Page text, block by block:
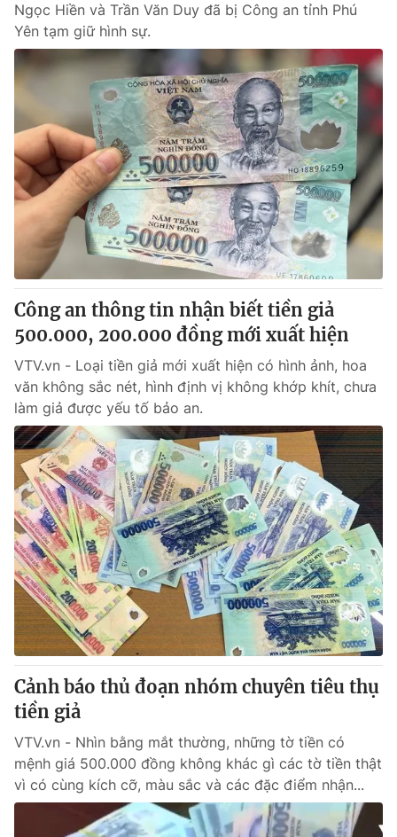
Ngọc Hiền và Trần Văn Duy đã bị Công an tỉnh Phú
Yên tạm giữ hình sự.
Công an thông tin nhận biết tiền giả
500.000, 200.000 đồng mới xuất hiện
VTV.vn - Loại tiền giả mới xuất hiện có hình ảnh, hoa
văn không sắc nét, hình định vị không khớp khít, chưa
làm giả được yếu tố bảo an.
Cảnh báo thủ đoạn nhóm chuyên tiêu thụ
tiền giả
VTV.vn - Nhìn bằng mắt thường, những tờ tiền có
mệnh giá 500.000 đồng không khác gì các tờ tiền thật
vì có cùng kích cỡ, màu sắc và các đặc điểm nhận...